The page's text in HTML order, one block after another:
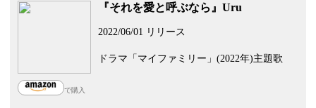
で購入
『それを愛と呼ぶなら』Uru
2022/06/01 リリース
ドラマ「マイファミリー」(2022年)主題歌